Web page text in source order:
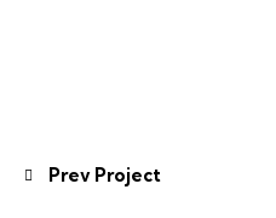
Prev Project